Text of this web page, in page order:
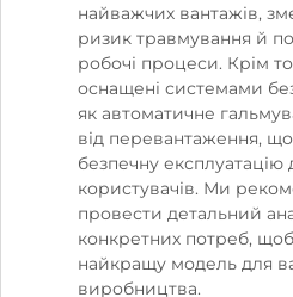
найважчих вантажів,
ризик травмування й
робочі процеси. Крім
оснащені системами
як автоматичне
від перевантаження,
безпечну експлуатацію
користувачів. Ми
провести детальний
конкретних потреб,
найкращу модель для
виробництва.